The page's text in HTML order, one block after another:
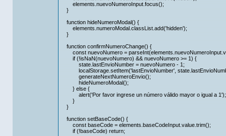
elements.nuevoNumeroInput.focus();
}
function hideNumeroModal() {
elements.numeroModal.classList.add('hidden');
}
function confirmNumeroChange() {
const nuevoNumero =
if (!isNaN(nuevoNumero) && nuevoNumero >= 1) {
state.lastEnvioNumber = nuevoNumero - 1;
localStorage.setItem('lastEnvioNumber',
generateNextNumeroEnvio();
hideNumeroModal();
} else {
alert('Por favor ingrese un número válido mayor o igual a 1');
}
}
function setBaseCode() {
const baseCode = elements.baseCodeInput.value.trim();
if (!baseCode) return;